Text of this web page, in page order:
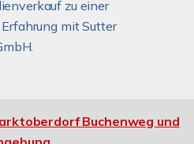
zu einer
mit Sutter
Buchenweg und